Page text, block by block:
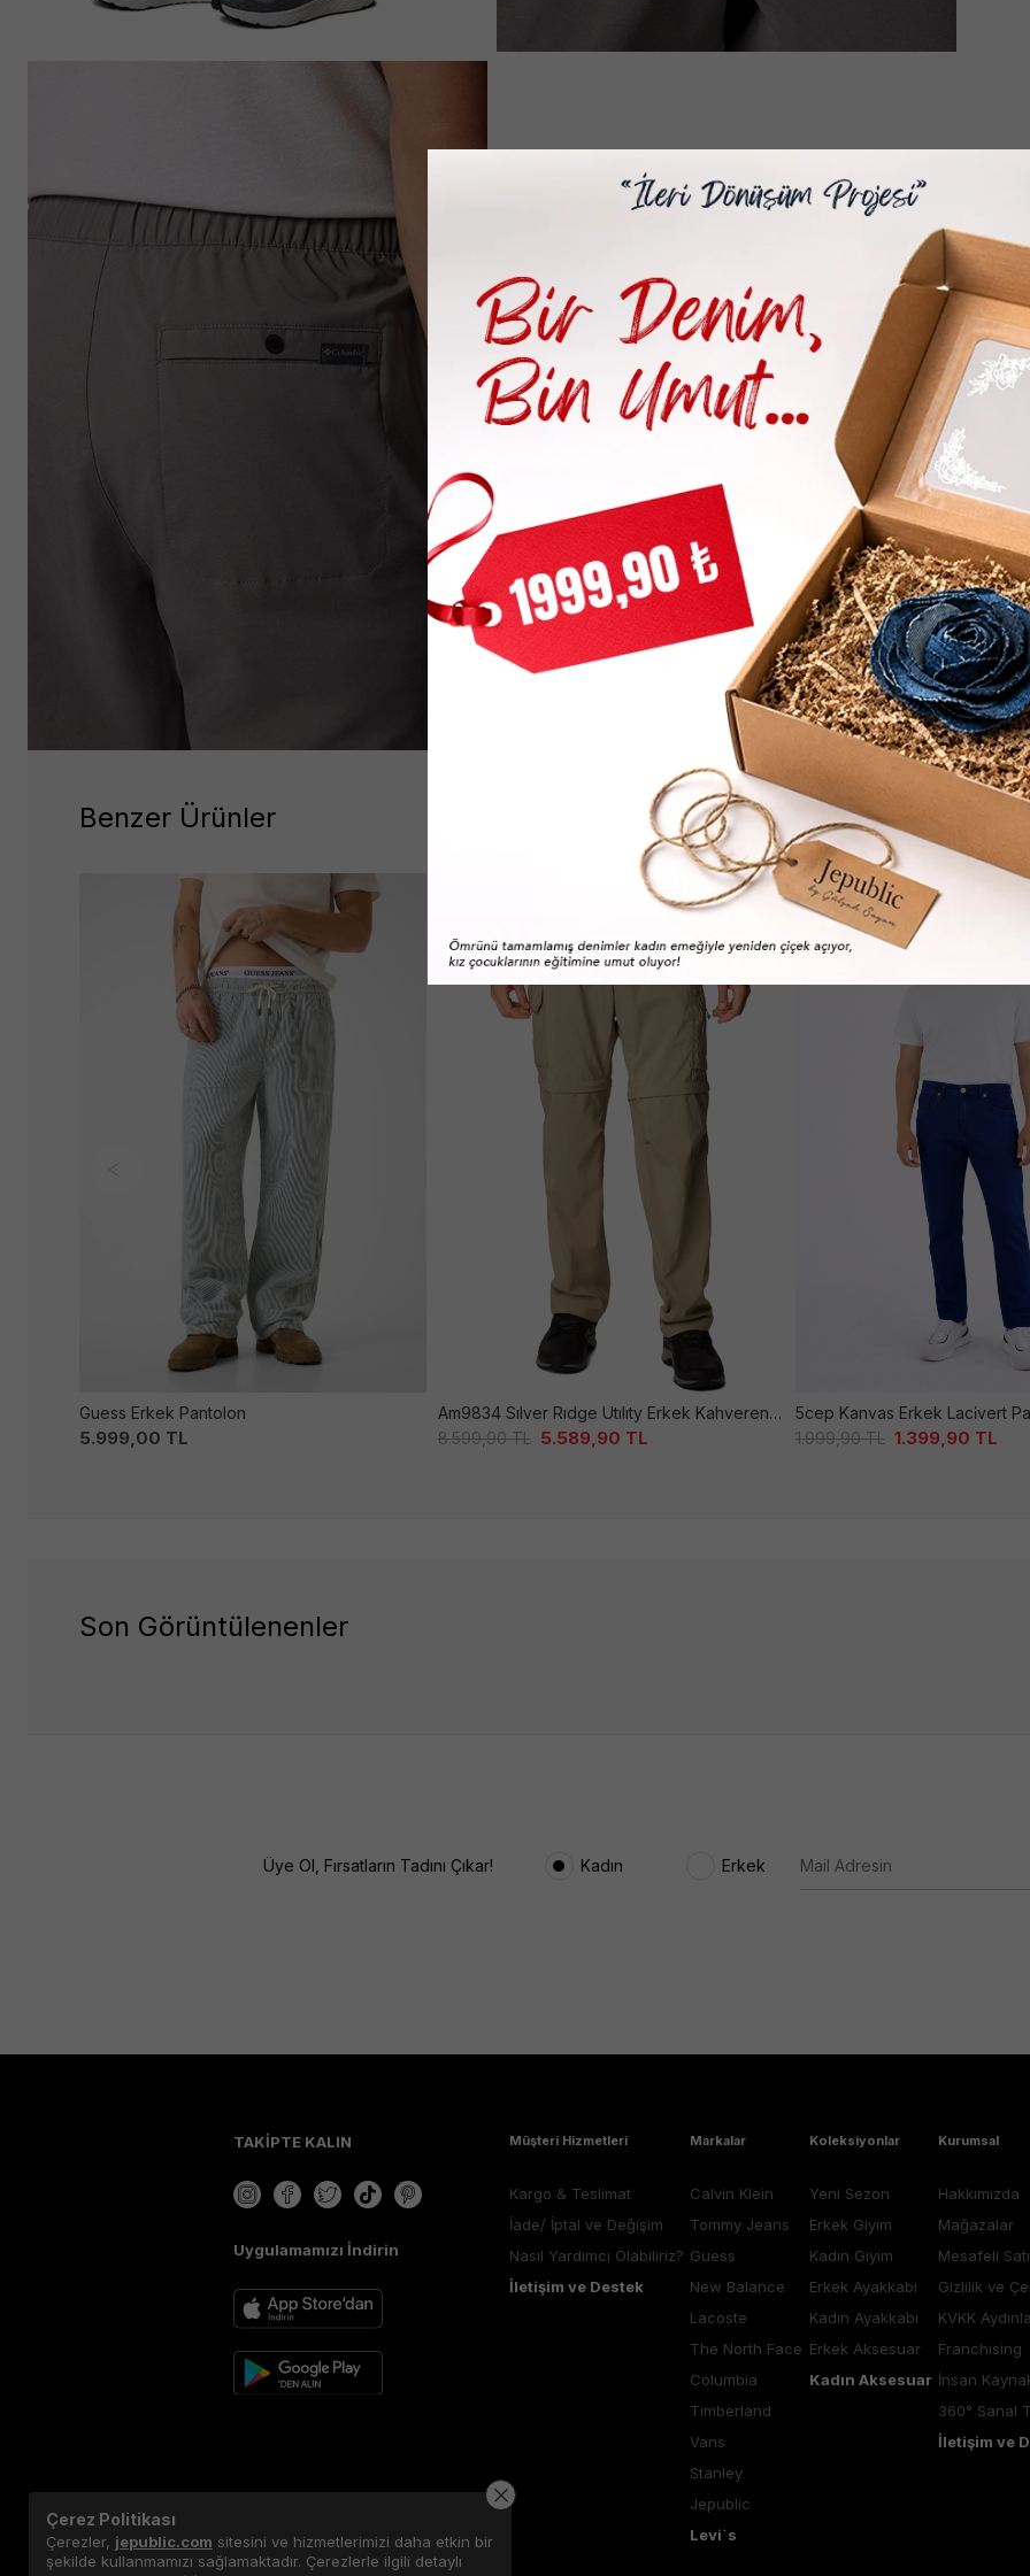
Benzer Ürünler
Guess Erkek Pantolon
5.999,00 TL
Am9834 Sılver Rıdge Utılıty Erkek Kahverengi̇ Pantolon
8.599,90TL 5.589,90 TL
5cep Kanvas Erkek Laci̇vert
1.999,90TL 1.399,90 TL
Son Görüntülenenler
Üye Ol, Fırsatların Tadını Çıkar! Kadın Erkek
TAKİPTE KALIN
Uygulamamızı İndirin
Müşteri Hizmetleri
Kargo & Teslimat
İade/ İptal ve Değişim
Nasıl Yardımcı Olabiliriz?
İletişim ve Destek
Markalar
Calvin Klein
Tommy Jeans
Guess
New Balance
Lacoste
The North Face
Columbia
Timberland
Vans
Stanley
Jepublic
Levi`s
Koleksiyonlar
Yeni Sezon
Erkek Giyim
Kadın Giyim
Erkek Ayakkabı
Kadın Ayakkabı
Erkek Aksesuar
Kadın Aksesuar
Kurumsal
Hakkımızda
Mağazalar
Mesafeli
Gizlilik ve
KVKK
Franchising
İnsan
360° Sanal
İletişim ve
Çerez Politikası
Çerezler, jepublic.com sitesini ve hizmetlerimizi daha etkin bir
şekilde kullanmamızı sağlamaktadır. Çerezlerle ilgili detaylı